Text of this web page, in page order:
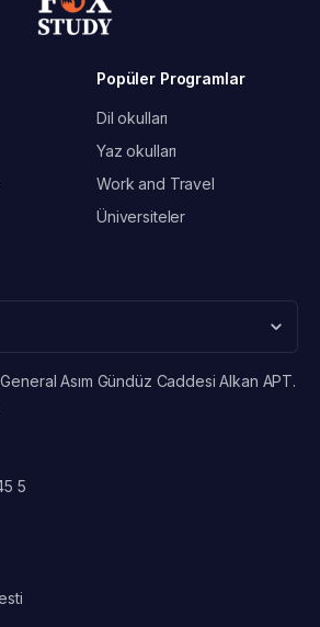
Popüler Programlar
Dil okulları
Yaz okulları
Work and Travel
Üniversiteler
Asım Gündüz Caddesi Alkan APT.
5